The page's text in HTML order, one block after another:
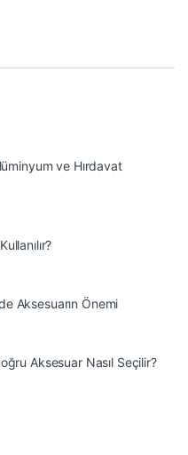
ve Hırdavat
Aksesuarın Önemi
Aksesuar Nasıl Seçilir?